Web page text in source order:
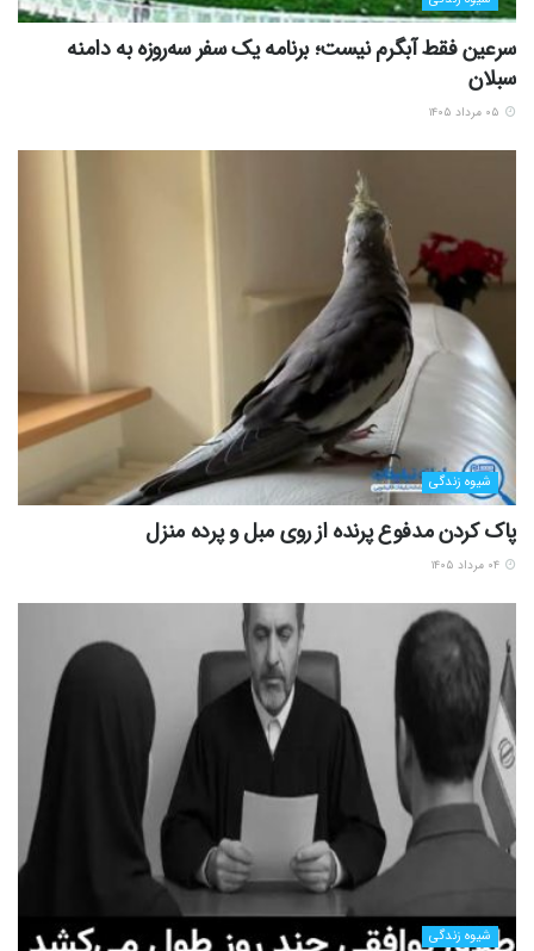
سرعین فقط آبگرم نیست؛ برنامه یک سفر سه‌روزه به دامنه
سبلان
شیوه زندگی
پاک کردن مدفوع پرنده از روی مبل و پرده منزل
شیوه زندگی